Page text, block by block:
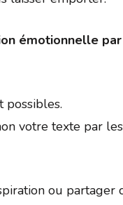
émotionnelle par
possibles.
votre texte par
ou partager